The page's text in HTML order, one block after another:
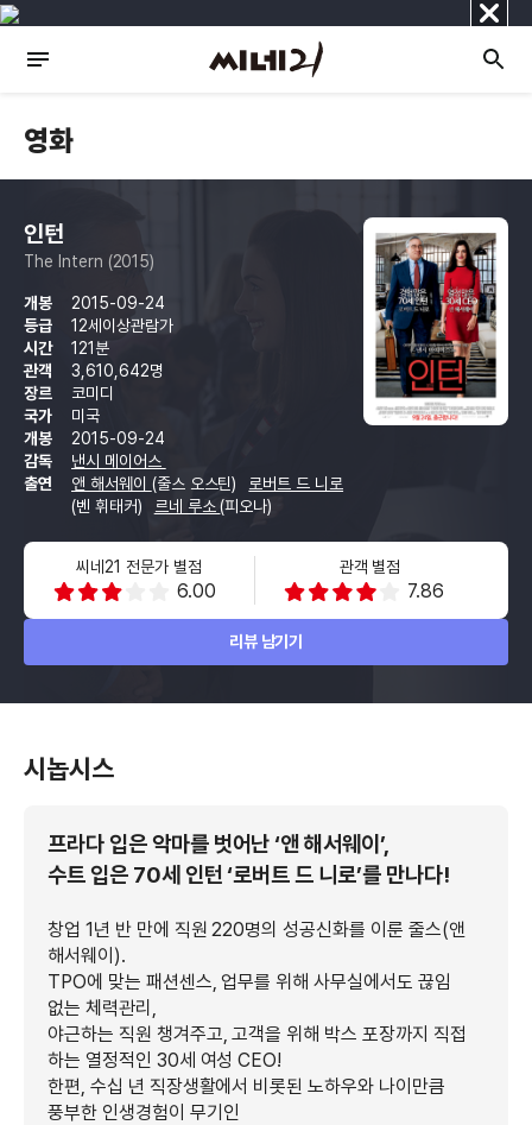
닫
기
영화
인턴
The Intern (2015)
개봉
2015-09-24
등급
12세이상관람가
시간
121분
관객
3,610,642명
장르
코미디
국가
미국
개봉
2015-09-24
감독
낸시 메이어스
출연
앤 해서웨이 (줄스 오스틴)
로버트 드 니로
(벤 휘태커)
르네 루소(피오나)
씨네21 전문가 별점
6.00
관객 별점
7.86
리뷰 남기기
시놉시스
프라다 입은 악마를 벗어난 ‘앤 해서웨이’,
수트 입은 70세 인턴 ‘로버트 드 니로’를 만나다!
창업 1년 반 만에 직원 220명의 성공신화를 이룬 줄스(앤
해서웨이).
TPO에 맞는 패션센스, 업무를 위해 사무실에서도 끊임
없는 체력관리,
야근하는 직원 챙겨주고, 고객을 위해 박스 포장까지 직접
하는 열정적인 30세 여성 CEO!
한편, 수십 년 직장생활에서 비롯된 노하우와 나이만큼
풍부한 인생경험이 무기인